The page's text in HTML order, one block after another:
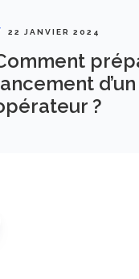
22 JANVIER 2024
?